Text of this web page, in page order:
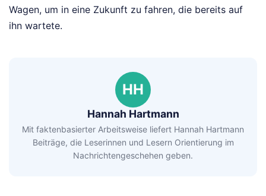
Wagen, um in eine Zukunft zu fahren, die bereits auf
ihn wartete.
HH
Hannah Hartmann
Mit faktenbasierter Arbeitsweise liefert Hannah Hartmann
Beiträge, die Leserinnen und Lesern Orientierung im
Nachrichtengeschehen geben.